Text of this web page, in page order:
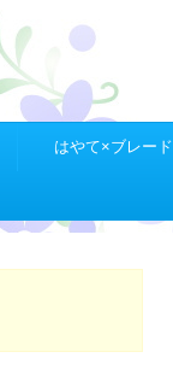
はやて×ブレード